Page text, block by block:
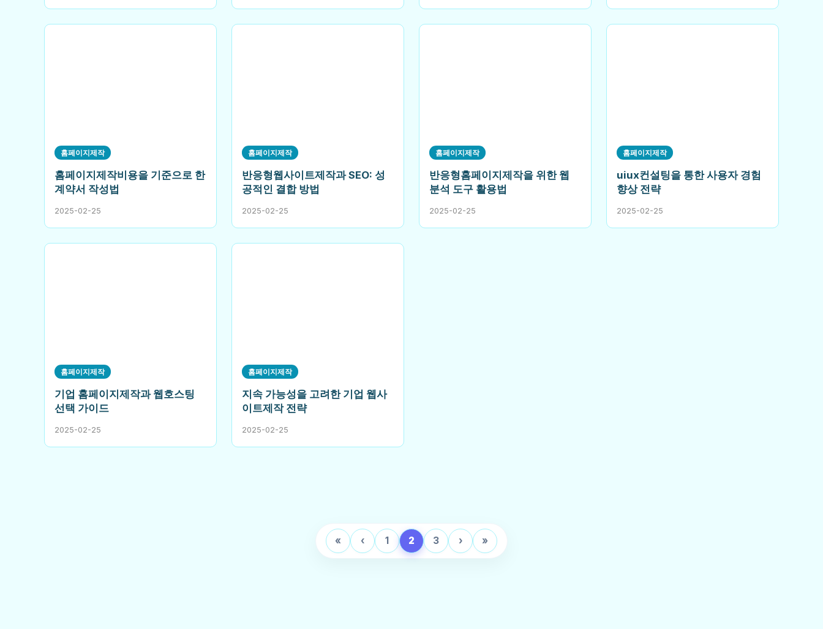
홈페이지제작
홈페이지제작비용을 기준으로 한
계약서 작성법
2025-02-25
홈페이지제작
반응형웹사이트제작과 SEO: 성
공적인 결합 방법
2025-02-25
홈페이지제작
반응형홈페이지제작을 위한 웹
분석 도구 활용법
2025-02-25
홈페이지제작
uiux컨설팅을 통한 사용자 경험
향상 전략
2025-02-25
홈페이지제작
기업 홈페이지제작과 웹호스팅
선택 가이드
2025-02-25
홈페이지제작
지속 가능성을 고려한 기업 웹사
이트제작 전략
2025-02-25
« ‹ 1 2 3 › »